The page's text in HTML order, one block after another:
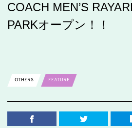
COACH MEN’S
PARKオープン！！
OTHERS
FEATURE